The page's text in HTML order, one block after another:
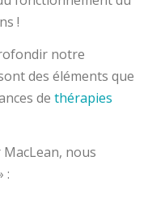
!
notre
des éléments que
de thérapies
nous
: